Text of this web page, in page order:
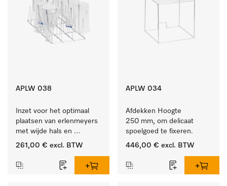
APLW 038
Inzet voor het optimaal
plaatsen van erlenmeyers
met wijde hals en
maatcylinders.
261,00 € excl. BTW
APLW 034
Afdekken Hoogte
250 mm, om delicaat
spoelgoed te fixeren.
446,00 € excl. BTW